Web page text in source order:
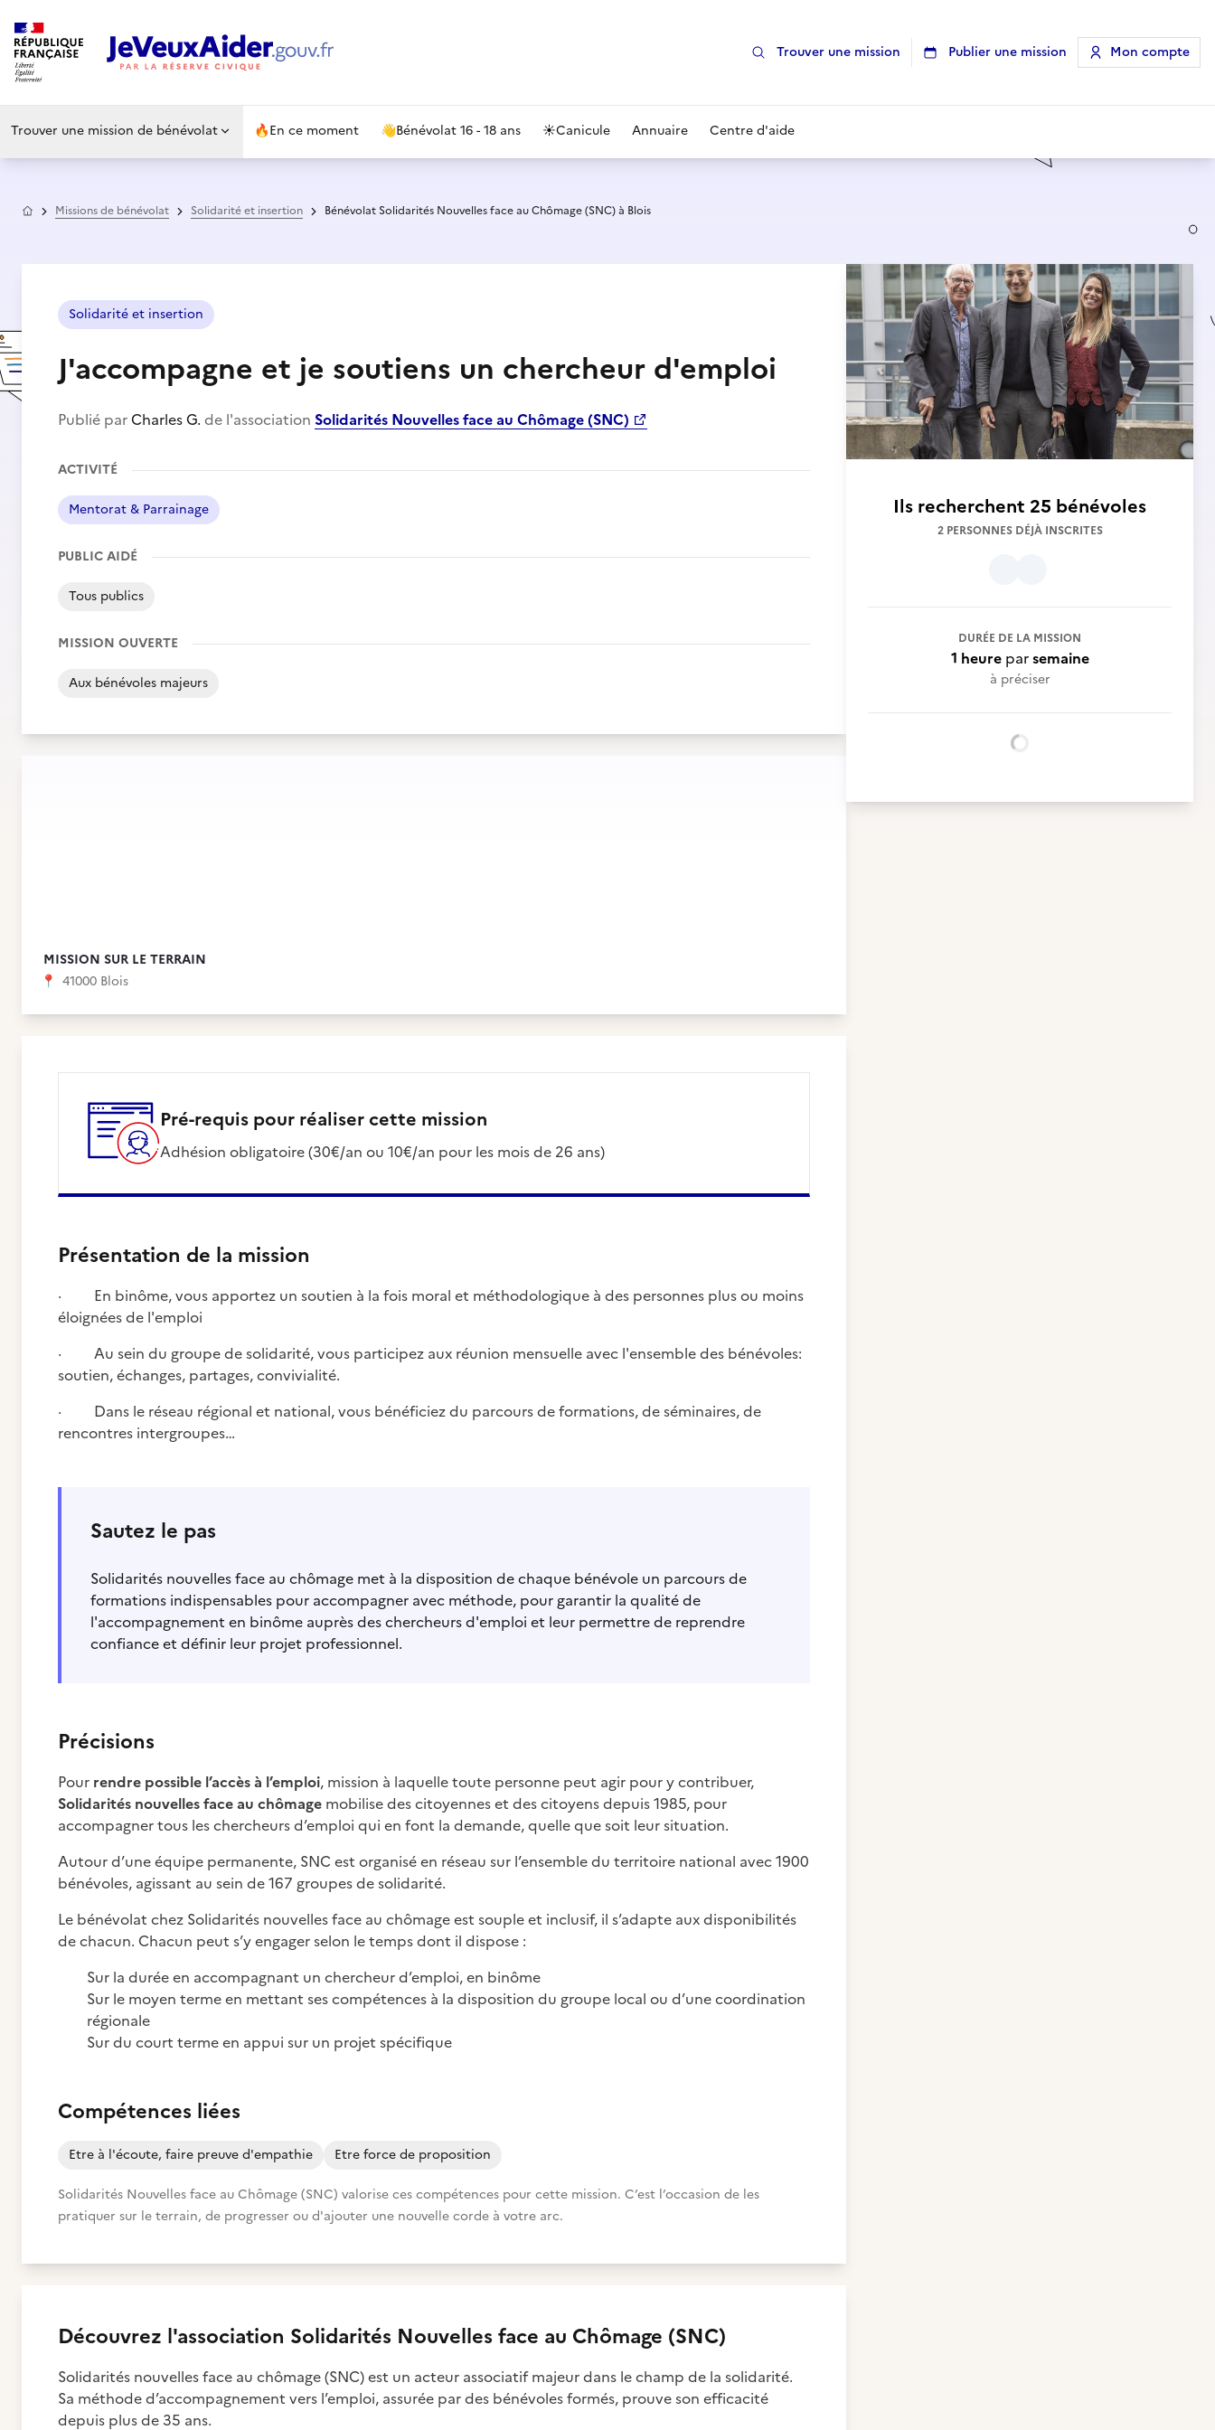
Trouver une mission Publier une mission Mon compte
Trouver une mission de bénévolat 🔥En ce moment 👋Bénévolat 16 - 18 ans ☀️Canicule Annuaire Centre d'aide
AccueilMissions de bénévolat Solidarité et insertion Bénévolat Solidarités Nouvelles face au Chômage (SNC) à Blois
Solidarité et insertion
J'accompagne et je soutiens un chercheur d'emploi
Publié par Charles G. de l'association Solidarités Nouvelles face au Chômage (SNC)
ACTIVITÉ
Mentorat & Parrainage
PUBLIC AIDÉ
Tous publics
MISSION OUVERTE
Aux bénévoles majeurs
MISSION SUR LE TERRAIN
📍 41000 Blois
Pré-requis pour réaliser cette mission
Adhésion obligatoire (30€/an ou 10€/an pour les mois de 26 ans)
Présentation de la mission
· En binôme, vous apportez un soutien à la fois moral et méthodologique à des personnes plus ou moins
éloignées de l'emploi
· Au sein du groupe de solidarité, vous participez aux réunion mensuelle avec l'ensemble des bénévoles:
soutien, échanges, partages, convivialité.
· Dans le réseau régional et national, vous bénéficiez du parcours de formations, de séminaires, de
rencontres intergroupes…
Sautez le pas
Solidarités nouvelles face au chômage met à la disposition de chaque bénévole un parcours de
formations indispensables pour accompagner avec méthode, pour garantir la qualité de
l'accompagnement en binôme auprès des chercheurs d'emploi et leur permettre de reprendre
confiance et définir leur projet professionnel.
Précisions
Pour rendre possible l’accès à l’emploi, mission à laquelle toute personne peut agir pour y contribuer,
Solidarités nouvelles face au chômage mobilise des citoyennes et des citoyens depuis 1985, pour
accompagner tous les chercheurs d’emploi qui en font la demande, quelle que soit leur situation.
Autour d’une équipe permanente, SNC est organisé en réseau sur l’ensemble du territoire national avec 1900
bénévoles, agissant au sein de 167 groupes de solidarité.
Le bénévolat chez Solidarités nouvelles face au chômage est souple et inclusif, il s’adapte aux disponibilités
de chacun. Chacun peut s’y engager selon le temps dont il dispose :
Sur la durée en accompagnant un chercheur d’emploi, en binôme
Sur le moyen terme en mettant ses compétences à la disposition du groupe local ou d’une coordination
régionale
Sur du court terme en appui sur un projet spécifique
Compétences liées
Etre à l'écoute, faire preuve d'empathie Etre force de proposition
Solidarités Nouvelles face au Chômage (SNC) valorise ces compétences pour cette mission. C’est l’occasion de les
pratiquer sur le terrain, de progresser ou d'ajouter une nouvelle corde à votre arc.
Découvrez l'association Solidarités Nouvelles face au Chômage (SNC)
Solidarités nouvelles face au chômage (SNC) est un acteur associatif majeur dans le champ de la solidarité.
Sa méthode d’accompagnement vers l’emploi, assurée par des bénévoles formés, prouve son efficacité
depuis plus de 35 ans.
Ils recherchent 25 bénévoles
2 PERSONNES DÉJÀ INSCRITES
DURÉE DE LA MISSION
1 heureparsemaine
à préciser